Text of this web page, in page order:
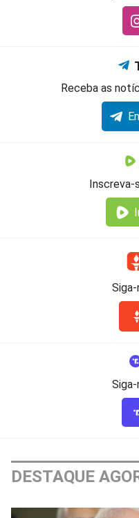
Receba as
Inscreva-
DESTAQUE